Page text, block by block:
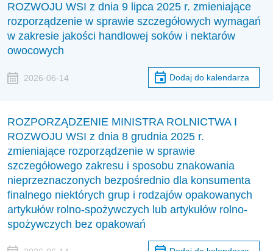
ROZWOJU WSI z dnia 9 lipca 2025 r. zmieniające
rozporządzenie w sprawie szczegółowych wymagań
w zakresie jakości handlowej soków i nektarów
owocowych
2026-06-14 Dodaj do kalendarza
ROZPORZĄDZENIE MINISTRA ROLNICTWA I
ROZWOJU WSI z dnia 8 grudnia 2025 r.
zmieniające rozporządzenie w sprawie
szczegółowego zakresu i sposobu znakowania
nieprzeznaczonych bezpośrednio dla konsumenta
finalnego niektórych grup i rodzajów opakowanych
artykułów rolno-spożywczych lub artykułów rolno-
spożywczych bez opakowań